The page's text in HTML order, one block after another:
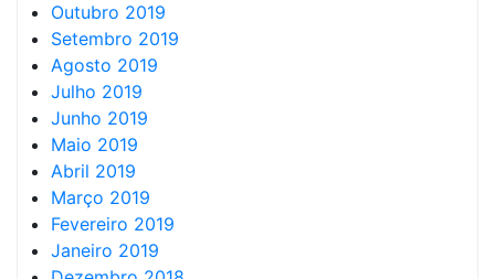
Outubro 2019
Setembro 2019
Agosto 2019
Julho 2019
Junho 2019
Maio 2019
Abril 2019
Março 2019
Fevereiro 2019
Janeiro 2019